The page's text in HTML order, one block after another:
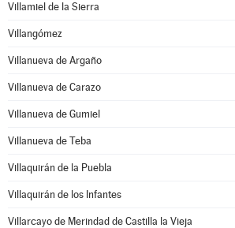
Villamiel de la Sierra
Villangómez
Villanueva de Argaño
Villanueva de Carazo
Villanueva de Gumiel
Villanueva de Teba
Villaquirán de la Puebla
Villaquirán de los Infantes
Villarcayo de Merindad de Castilla la Vieja